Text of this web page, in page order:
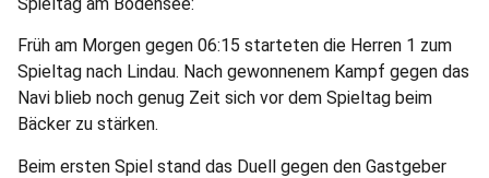
Früh am Morgen gegen 06:15 starteten die Herren 1 zum
Spieltag nach Lindau. Nach gewonnenem Kampf gegen das
Navi blieb noch genug Zeit sich vor dem Spieltag beim
Bäcker zu stärken.
Beim ersten Spiel stand das Duell gegen den Gastgeber